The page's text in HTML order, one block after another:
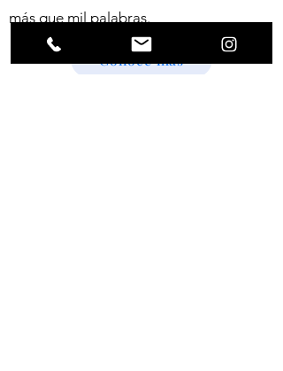
más que mil palabras.
Conoce más